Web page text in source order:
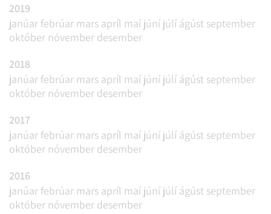
2019
janúar febrúar mars apríl maí júní júlí ágúst september
október nóvember desember
2018
janúar febrúar mars apríl maí júní júlí ágúst september
október nóvember desember
2017
janúar febrúar mars apríl maí júní júlí ágúst september
október nóvember desember
2016
janúar febrúar mars apríl maí júní júlí ágúst september
október nóvember desember